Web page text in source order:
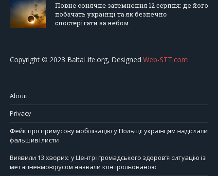
Повне сонячне затемнення 12 серпня: де його
побачать українці та як безпечно
спостерігати за небом
Copyright © 2023 BaltaLife.org, Designed Web-STT.com
About
Privacy
Фейк про примусову мобілізацію у Польщі: українцям надіслали
фальшиві листи
Виявили 13 хворих: у Центрі громадського здоров’я ситуацію із
метапневмовірусом назвали контрольованою